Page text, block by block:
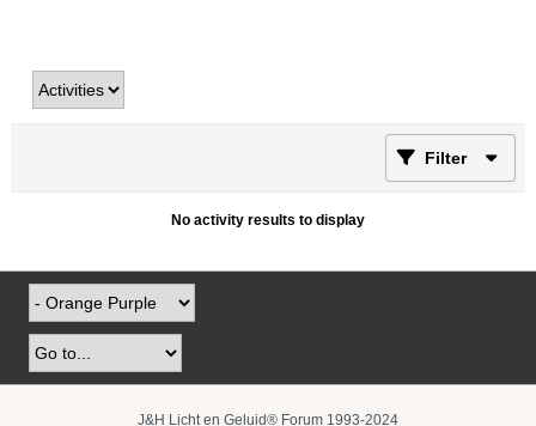
Filter
No activity results to display
J&H Licht en Geluid® Forum 1993-2024